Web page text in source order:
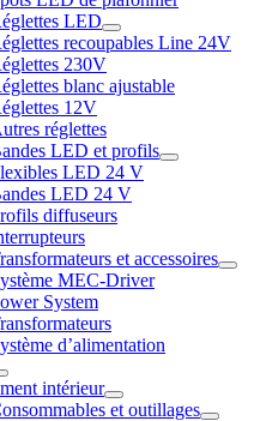
LED
recoupables Line 24V
230V
blanc ajustable
12V
réglettes
LED et profils
LED 24 V
LED 24 V
diffuseurs
et accessoires
MEC-Driver
System
d’alimentation
intérieur
et outillages